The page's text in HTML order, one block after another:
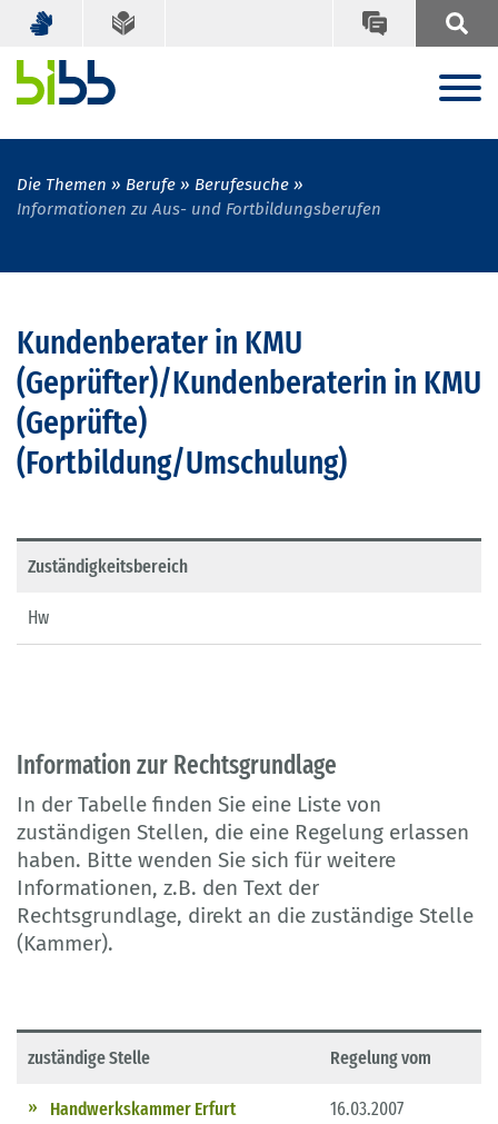
Die Themen Berufe
Berufesuche
Informationen zu Aus- und Fortbildungsberufen
Kundenberater in KMU
(Geprüfter)/Kundenberaterin in KMU
(Geprüfte)
(Fortbildung/Umschulung)
Zuständigkeitsbereich
Hw
Information zur Rechtsgrundlage
In der Tabelle finden Sie eine Liste von
zuständigen Stellen, die eine Regelung erlassen
haben. Bitte wenden Sie sich für weitere
Informationen, z.B. den Text der
Rechtsgrundlage, direkt an die zuständige Stelle
(Kammer).
zuständige Stelle Regelung vom
Handwerkskammer Erfurt 16.03.2007